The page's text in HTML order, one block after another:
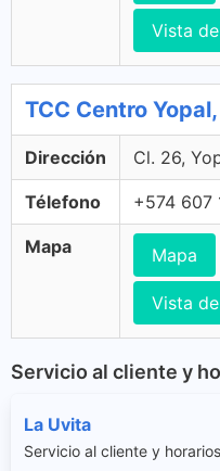
Vista
TCC Centro
Dirección Cl. 26,
Télefono +574 607
Mapa Mapa
Vista
Servicio al cliente y
La Uvita
Servicio al cliente y